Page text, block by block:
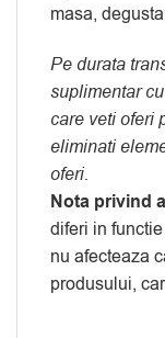
masa,
Pe durata
suplimentar
care veti oferi
eliminati
oferi.
Nota privind
diferi in
nu afecteaza
produsului,